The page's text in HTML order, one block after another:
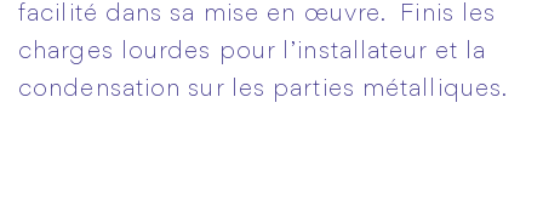
facilité dans sa mise en œuvre. Finis les
charges lourdes pour l’installateur et la
condensation sur les parties métalliques.